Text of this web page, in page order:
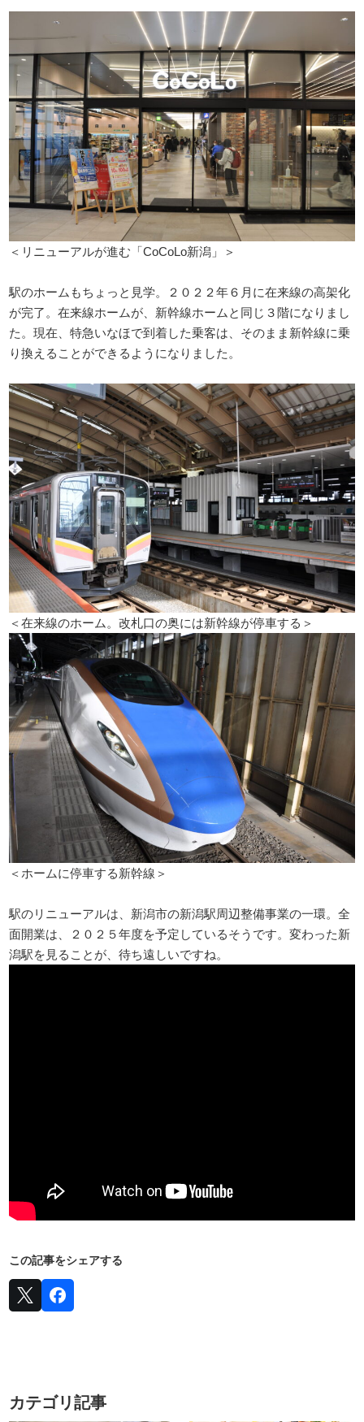
＜リニューアルが進む「CoCoLo新潟」＞
駅のホームもちょっと見学。２０２２年６月に在来線の高架化
が完了。在来線ホームが、新幹線ホームと同じ３階になりまし
た。現在、特急いなほで到着した乗客は、そのまま新幹線に乗
り換えることができるようになりました。
＜在来線のホーム。改札口の奥には新幹線が停車する＞
＜ホームに停車する新幹線＞
駅のリニューアルは、新潟市の新潟駅周辺整備事業の一環。全
面開業は、２０２５年度を予定しているそうです。変わった新
潟駅を見ることが、待ち遠しいですね。
この記事をシェアする
カテゴリ記事